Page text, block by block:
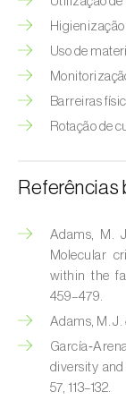
Uso de
Barreiras
Rotação de
Referências
Adams, M.
Molecular
within the
459–479.
Adams, M. J.
diversity
57, 113–132.